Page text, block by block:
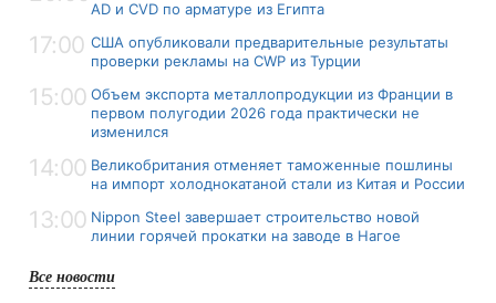
AD и CVD по арматуре из Египта
17:00 США опубликовали предварительные результаты
проверки рекламы на CWP из Турции
15:00 Объем экспорта металлопродукции из Франции в
первом полугодии 2026 года практически не
изменился
14:00 Великобритания отменяет таможенные пошлины
на импорт холоднокатаной стали из Китая и России
13:00 Nippon Steel завершает строительство новой
линии горячей прокатки на заводе в Нагое
Все новости